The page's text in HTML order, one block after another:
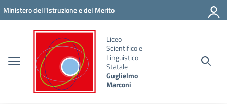
Vai ai contenuti
Vai al menu di navigazione
Vai al footer
Ministero dell'Istruzione e del Merito
Liceo
Scientifico e
Linguistico
Statale
Guglielmo
Marconi